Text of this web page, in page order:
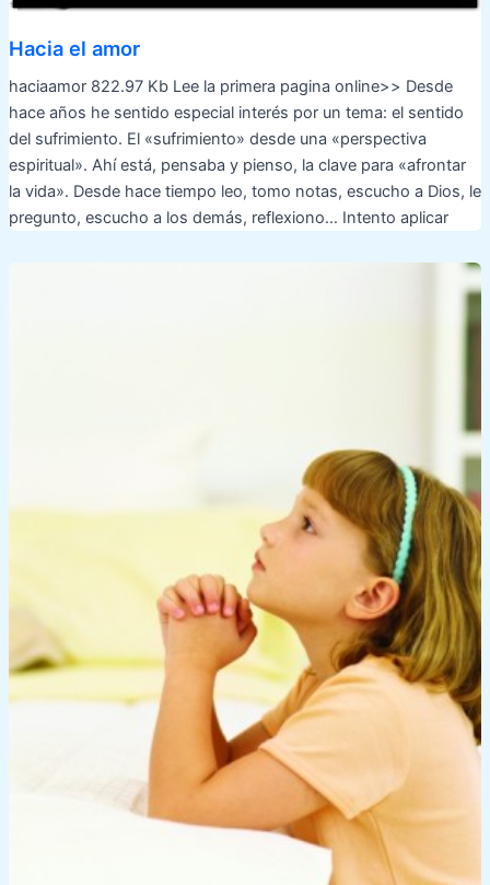
Hacia el amor
haciaamor 822.97 Kb Lee la primera pagina online>> Desde
hace años he sentido especial interés por un tema: el sentido
del sufrimiento. El «sufrimiento» desde una «perspectiva
espiritual». Ahí está, pensaba y pienso, la clave para «afrontar
la vida». Desde hace tiempo leo, tomo notas, escucho a Dios, le
pregunto, escucho a los demás, reflexiono… Intento aplicar